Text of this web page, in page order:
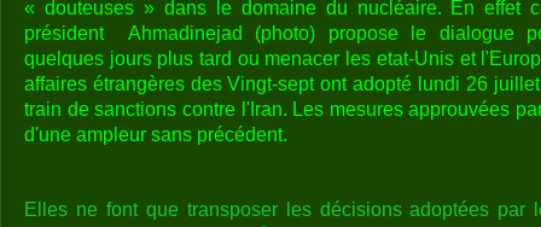
« douteuses » dans le domaine du nucléaire. En effet
président Ahmadinejad (photo) propose le dialogue
quelques jours plus tard ou menacer les etat-Unis et
affaires étrangères des Vingt-sept ont adopté lundi 26
train de sanctions contre l'Iran. Les mesures approuvées
d'une ampleur sans précédent.
Elles ne font que transposer les décisions adoptées par